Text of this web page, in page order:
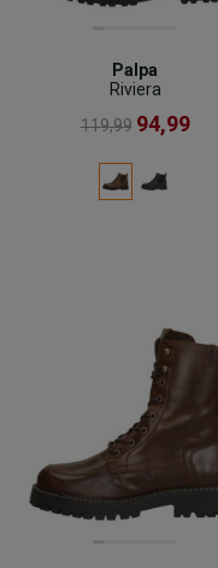
Palpa
Riviera
119,99 94,99